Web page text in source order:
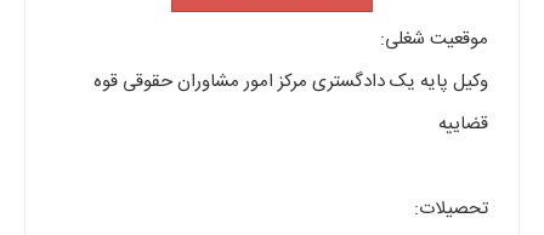
موقعیت شغلی:
وکیل پایه یک دادگستری مرکز امور مشاوران حقوقی قوه
قضاییه
تحصیلات: